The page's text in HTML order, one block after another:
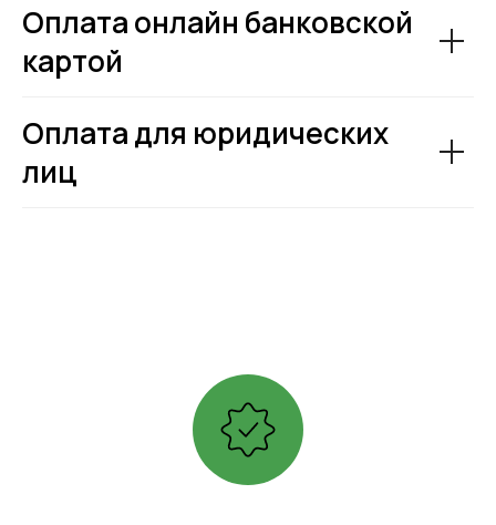
Оплата онлайн банковской
картой
Оплата для юридических
лиц